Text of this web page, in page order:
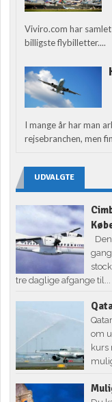
Viviro.com har
billigste flybilletter....
I mange år har man
rejsebranchen, men
UDVALGTE
tre daglige afgange til...
om
kurs